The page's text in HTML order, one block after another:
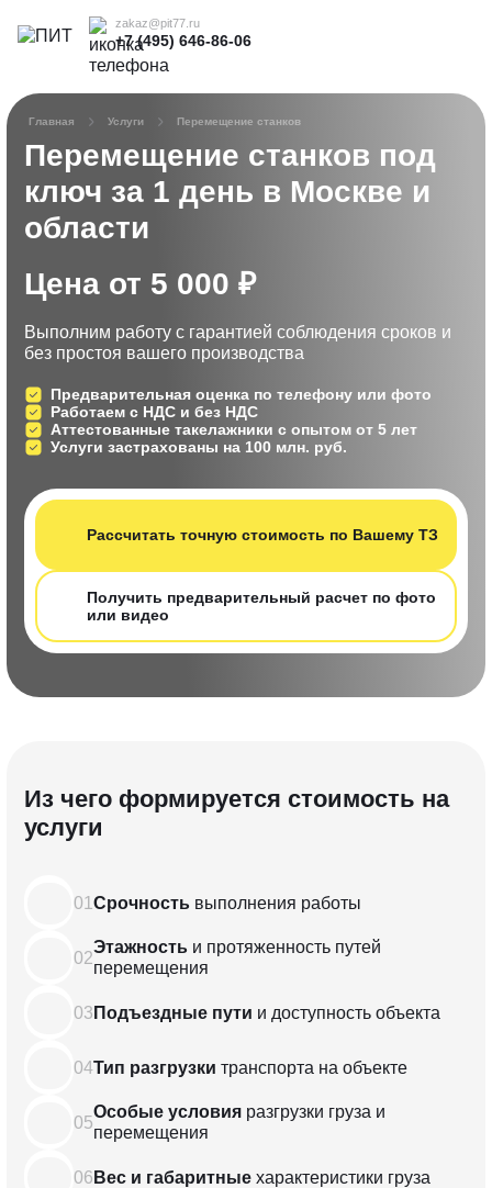
zakaz@pit77.ru
+7 (495) 646-86-06
Главная Услуги Перемещение станков
Перемещение станков под
ключ за 1 день в Москве и
области
Цена от 5 000 ₽
Выполним работу с гарантией соблюдения сроков и
без простоя вашего производства
Предварительная оценка по телефону или фото
Работаем с НДС и без НДС
Аттестованные такелажники с опытом от 5 лет
Услуги застрахованы на 100 млн. руб.
Рассчитать т очную стоимость по Вашему ТЗ
Получить предварительный расчет по фот о
или видео
Из чего формируется стоимость на
услуги
01 Срочность выполнения работы
02
Этажность и протяженность путей
перемещения
03 Подъездные пути и доступность объекта
04Тип разгрузки транспорта на объекте
05
Особые условия разгрузки груза и
перемещения
06 Вес и габаритные характеристики груза